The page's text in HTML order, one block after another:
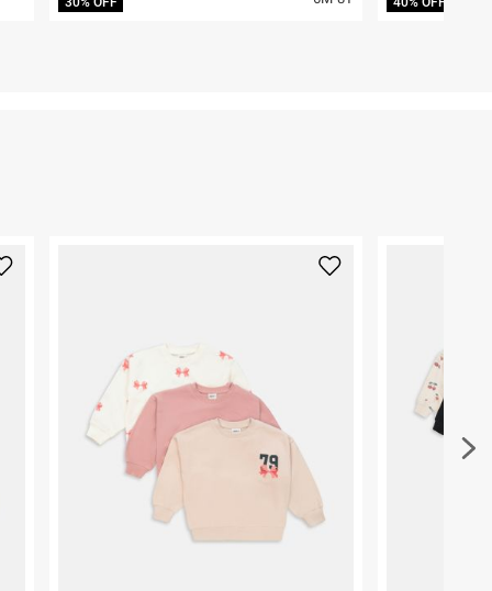
קריית שדה התעופה